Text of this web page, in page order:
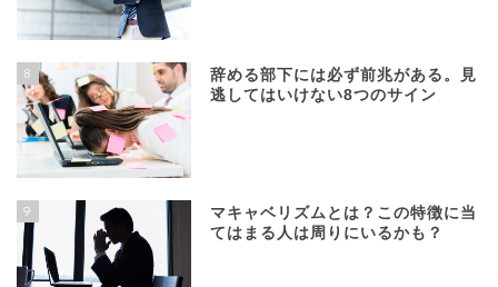
8
辞める部下には必ず前兆がある。見
逃してはいけない8つのサイン
9
マキャベリズムとは？この特徴に当
てはまる人は周りにいるかも？